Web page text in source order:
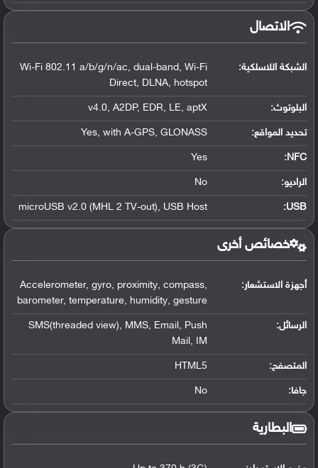
الاتصال
الشبكة اللاسلكية:
Wi-Fi 802.11 a/b/g/n/ac, dual-band, Wi-Fi
Direct, DLNA, hotspot
البلوتوث:
v4.0, A2DP, EDR, LE, aptX
تحديد المواقع:
Yes, with A-GPS, GLONASS
NFC
:
Yes
الراديو: No
USB
:
microUSB v2.0 (MHL 2 TV-out), USB Host
خصائص أخرى
أجهزة الاستشعار:
Accelerometer, gyro, proximity, compass,
barometer, temperature, humidity, gesture
الرسائل:
SMS(threaded view), MMS, Email, Push
Mail, IM
المتصفح: HTML5
جافا: No
البطارية